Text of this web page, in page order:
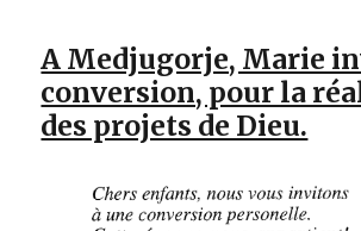
A Medjugorje, Marie
conversion, pour la
des projets de Dieu.